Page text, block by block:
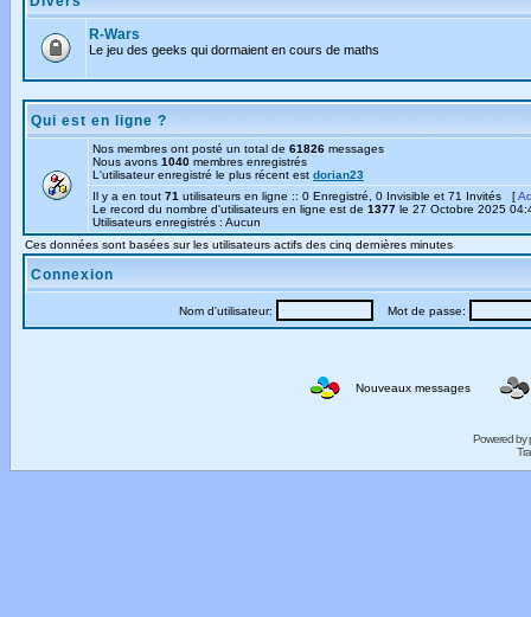
R-Wars
Le jeu des geeks qui dormaient en cours de maths
Qui est en ligne ?
Nos membres ont posté un total de 61826 messages
Nous avons 1040 membres enregistrés
L'utilisateur enregistré le plus récent est dorian23
Il y a en tout 71 utilisateurs en ligne :: 0 Enregistré, 0 Invisible et 71 Invités [
Le record du nombre d'utilisateurs en ligne est de 1377 le 27 Octobre 2025
Utilisateurs enregistrés : Aucun
Ces données sont basées sur les utilisateurs actifs des cinq dernières minutes
Connexion
Nom d'utilisateur: Mot de passe:
Nouveaux messages
Powered by